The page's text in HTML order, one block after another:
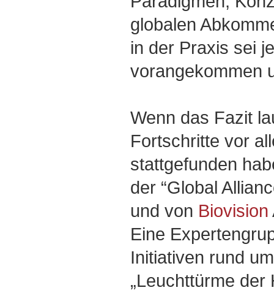
globalen
in der Praxis sei
vorangekommen
Wenn das Fazit
Fortschritte vor
stattgefunden
der “Global
und von Biovision
Eine
Initiativen rund
„Leuchttürme der